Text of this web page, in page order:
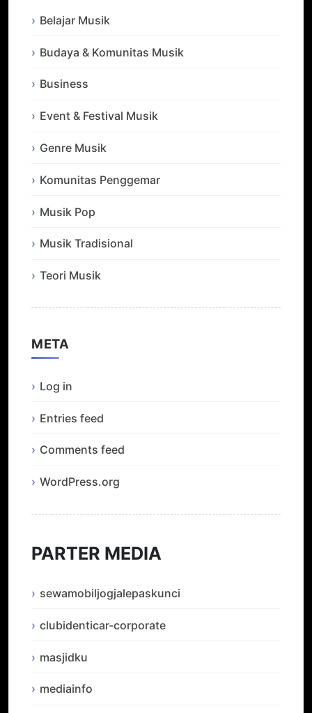
Belajar Musik
Budaya & Komunitas Musik
Business
Event & Festival Musik
Genre Musik
Komunitas Penggemar
Musik Pop
Musik Tradisional
Teori Musik
META
Log in
Entries feed
Comments feed
WordPress.org
PARTER MEDIA
sewamobiljogjalepaskunci
clubidenticar-corporate
masjidku
mediainfo